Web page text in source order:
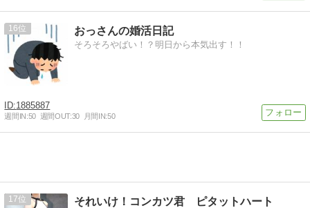
16 おっさんの婚活日記
そろそろやばい！？明日から本気出す！！
1885887
週間IN:50 週間OUT:30 月間IN:50
17 それいけ！コンカツ君 ピタットハート